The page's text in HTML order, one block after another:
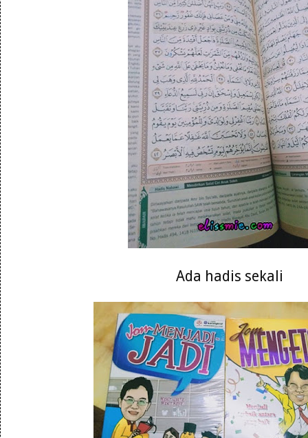
Ada hadis sekali